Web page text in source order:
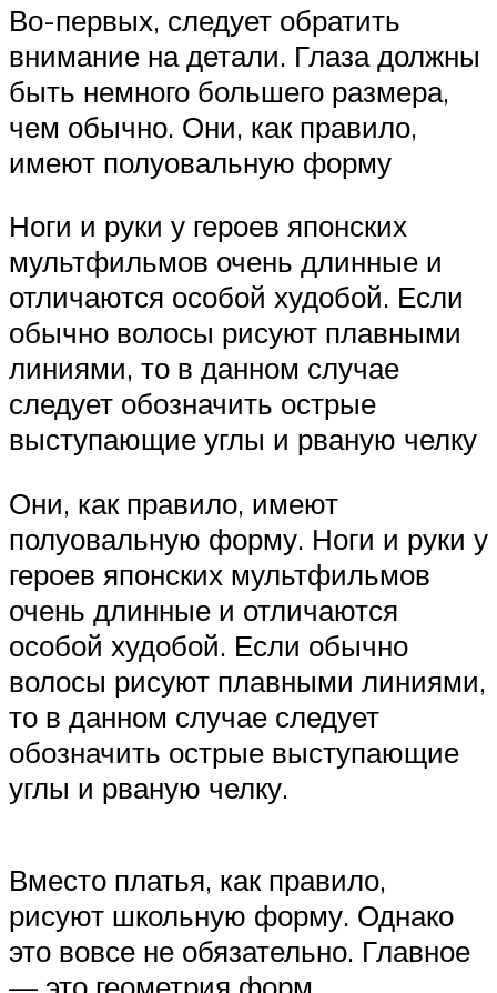
Во-первых, следует обратить
внимание на детали. Глаза должны
быть немного большего размера,
чем обычно. Они, как правило,
имеют полуовальную форму
Ноги и руки у героев японских
мультфильмов очень длинные и
отличаются особой худобой. Если
обычно волосы рисуют плавными
линиями, то в данном случае
следует обозначить острые
выступающие углы и рваную челку
Они, как правило, имеют
полуовальную форму. Ноги и руки у
героев японских мультфильмов
очень длинные и отличаются
особой худобой. Если обычно
волосы рисуют плавными линиями,
то в данном случае следует
обозначить острые выступающие
углы и рваную челку.
Вместо платья, как правило,
рисуют школьную форму. Однако
это вовсе не обязательно. Главное